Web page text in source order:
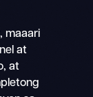
maaari
at
at